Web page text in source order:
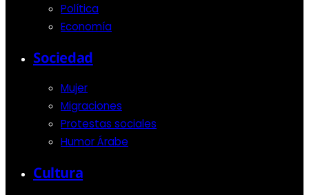
Política
Economía
Sociedad
Mujer
Migraciones
Protestas sociales
Humor Árabe
Cultura